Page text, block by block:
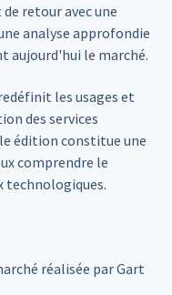
retour avec une
analyse approfondie
aujourd'hui le marché.
les usages et
des services
édition constitue une
comprendre le
technologiques.
réalisée par